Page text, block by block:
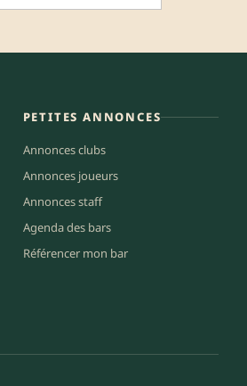
PETITES ANNONCES
Annonces clubs
Annonces joueurs
Annonces staff
Agenda des bars
Référencer mon bar